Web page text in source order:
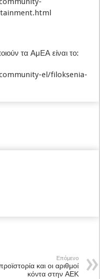
τα ΑμΕΑ είναι το:
el/filoksenia-
Επόμενο
και οι αριθμοί
κόντα στην ΑΕΚ